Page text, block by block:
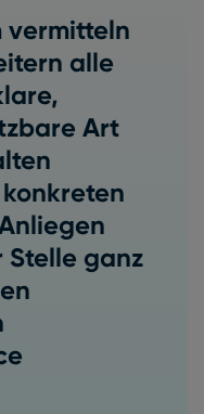
vermitteln
alle
Art
Stelle ganz